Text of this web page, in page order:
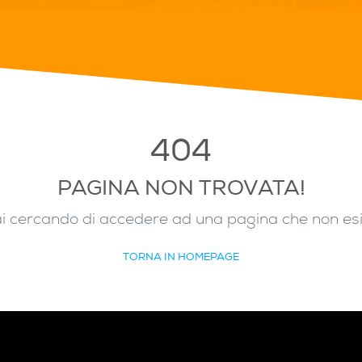
404
PAGINA NON TROVATA!
cercando di accedere ad una pagina che non
TORNA IN HOMEPAGE